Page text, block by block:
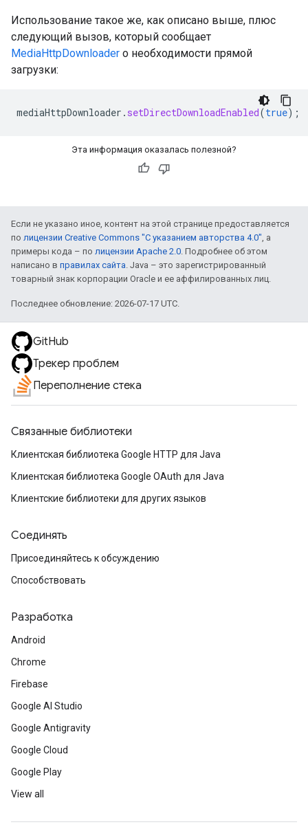
Использование такое же, как описано выше, плюс
следующий вызов, который сообщает
MediaHttpDownloader о необходимости прямой
загрузки:
mediaHttpDownloader . setDirectDownloadEnabled(true);
Эта информация оказалась полезной?
Если не указано иное, контент на этой странице предоставляется
по лицензии Creative Commons "С указанием авторства 4.0", а
примеры кода – по лицензии Apache 2.0. Подробнее об этом
написано в правилах сайта. Java – это зарегистрированный
товарный знак корпорации Oracle и ее аффилированных лиц.
Последнее обновление: 2026-07-17 UTC.
GitHub
Трекер проблем
Переполнение стека
Связанные библиотеки
Клиентская библиотека Google HTTP для Java
Клиентская библиотека Google OAuth для Java
Клиентские библиотеки для других языков
Соединять
Присоединяйтесь к обсуждению
Способствовать
Разработка
Android
Chrome
Firebase
Google AI Studio
Google Antigravity
Google Cloud
Google Play
View all